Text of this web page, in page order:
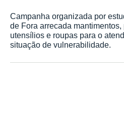
Campanha organizada por
de Fora arrecada
utensílios e roupas para o
situação de vulnerabilidade.